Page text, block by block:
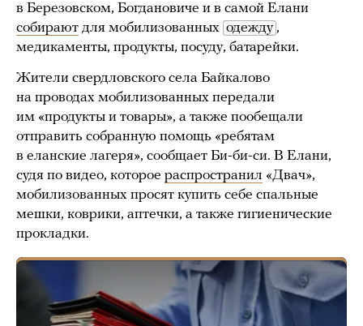
в Березовском, Богдановиче и в самой Елани
собирают для мобилизованных одежду ,
медикаменты, продукты, посуду, батарейки.
Жители свердловского села Байкалово
на проводах мобилизованных передали
им «продукты и товары», а также пообещали
отправить собранную помощь «ребятам
в еланские лагеря», сообщает Би-би-си. В Елани,
судя по видео, которое распространил «Двач»,
мобилизованных просят купить себе спальные
мешки, коврики, аптечки, а также гигиенические
прокладки.